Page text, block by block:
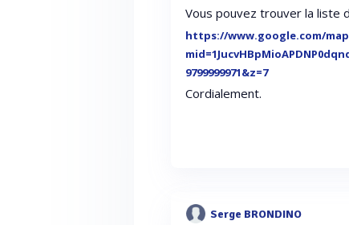
Vous pouvez trouver la liste
https://www.google.com/
9799999971&z=7
Cordialement.
Serge BRONDINO